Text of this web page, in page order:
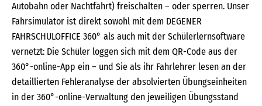
Autobahn oder Nachtfahrt) freischalten – oder sperren. Unser
Fahrsimulator ist direkt sowohl mit dem DEGENER
FAHRSCHULOFFICE 360° als auch mit der Schülerlernsoftware
vernetzt: Die Schüler loggen sich mit dem QR-Code aus der
360°-online-App ein – und Sie als ihr Fahrlehrer lesen an der
detaillierten Fehleranalyse der absolvierten Übungseinheiten
in der 360°-online-Verwaltung den jeweiligen Übungsstand